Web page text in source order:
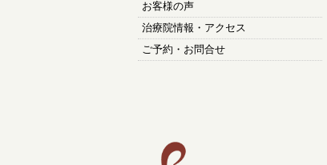
お客様の声
治療院情報・アクセス
ご予約・お問合せ